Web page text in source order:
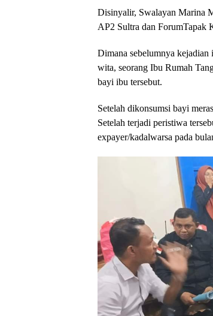
Disinyalir, Swalayan Marina
AP2 Sultra dan ForumTapak
Dimana sebelumnya
wita, seorang Ibu Rumah
bayi ibu tersebut.
Setelah dikonsumsi bayi
Setelah terjadi peristiwa
expayer/kadalwarsa pada